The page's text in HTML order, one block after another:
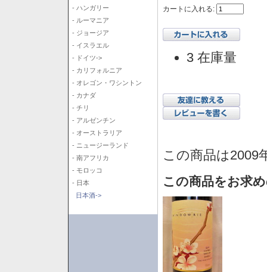
- ハンガリー
- ルーマニア
- ジョージア
- イスラエル
- ドイツ->
- カリフォルニア
- オレゴン・ワシントン
- カナダ
- チリ
- アルゼンチン
- オーストラリア
- ニュージーランド
- 南アフリカ
- モロッコ
- 日本
日本酒->
カートに入れる:
3 在庫量
この商品は2009
この商品をお求